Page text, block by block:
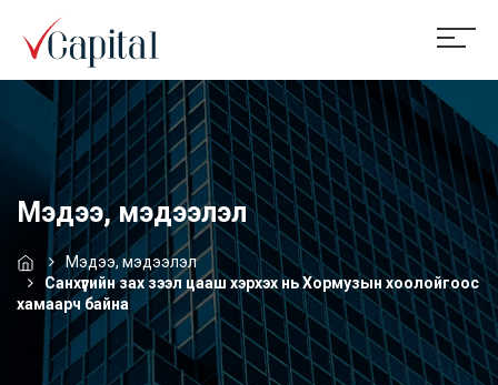
Мэдээ, мэдээлэл
Мэдээ, мэдээлэл
Санхүүгийн зах зээл цааш хэрхэх нь Хормузын хоолойгоос
хамаарч байна